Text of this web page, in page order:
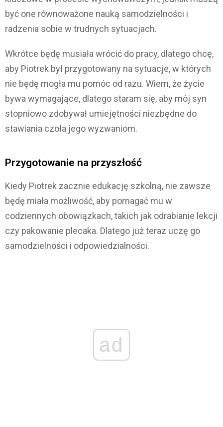
być one równoważone nauką samodzielności i
radzenia sobie w trudnych sytuacjach.
Wkrótce będę musiała wrócić do pracy, dlatego chcę,
aby Piotrek był przygotowany na sytuacje, w których
nie będę mogła mu pomóc od razu. Wiem, że życie
bywa wymagające, dlatego staram się, aby mój syn
stopniowo zdobywał umiejętności niezbędne do
stawiania czoła jego wyzwaniom.
Przygotowanie na przyszłość
Kiedy Piotrek zacznie edukację szkolną, nie zawsze
będę miała możliwość, aby pomagać mu w
codziennych obowiązkach, takich jak odrabianie lekcji
czy pakowanie plecaka. Dlatego już teraz uczę go
samodzielności i odpowiedzialności.
ad